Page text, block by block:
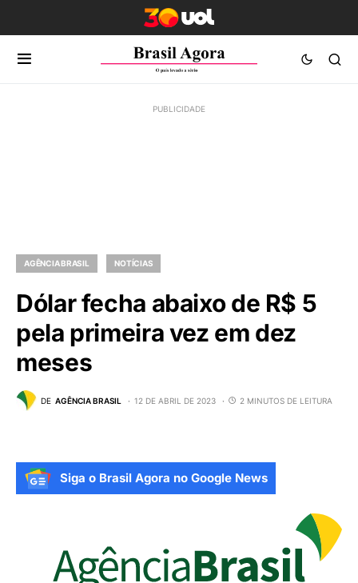
AGÊNCIA BRASIL NOTÍCIAS
Dólar fecha abaixo de R$ 5
pela primeira vez em dez
meses
DE AGÊNCIA BRASIL 12 DE ABRIL DE 2023 2 MINUTOS DE LEITURA
Siga o Brasil Agora no Google News